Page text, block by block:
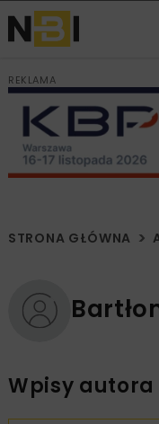
REKLAMA
STRONA GŁÓWNA
Wpisy autora